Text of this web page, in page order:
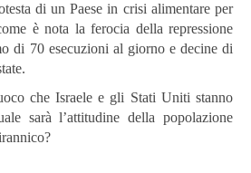
di un Paese in crisi alimentare per
è nota la ferocia della repressione
di 70 esecuzioni al giorno e decine di
che Israele e gli Stati Uniti stanno
sarà l’attitudine della popolazione